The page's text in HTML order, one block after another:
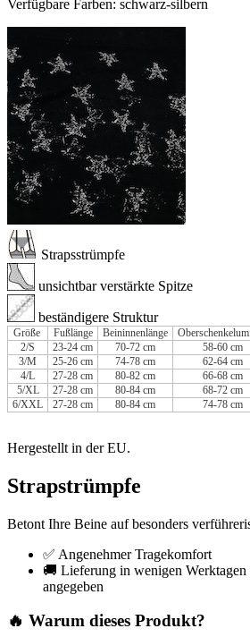
Verfügbare Farben: schwarz-silbern
Strapsstrümpfe
unsichtbar verstärkte Spitze
beständigere Struktur
Größe Fußlänge Beininnenlänge
2/S
23-24 cm 70-72 cm
58-60 cm
3/M
25-26 cm 74-78 cm
62-64 cm
4/L
27-28 cm 80-82 cm
66-68 cm
5/XL
27-28 cm 80-84 cm
68-72 cm
6/XXL
27-28 cm 80-84 cm 74-78 cm
Hergestellt in der EU.
Strapstrümpfe
Betont Ihre Beine auf besonders
✅ Angenehmer Tragekomfort
🚚 Lieferung in wenigen Werktagen
angegeben
🔥 Warum dieses Produkt?